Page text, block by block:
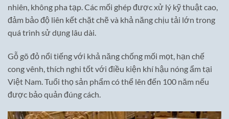
nhiên, không pha tạp. Các mối ghép được xử lý kỹ thuật cao,
đảm bảo độ liên kết chặt chẽ và khả năng chịu tải lớn trong
quá trình sử dụng lâu dài.
Gỗ gõ đỏ nổi tiếng với khả năng chống mối mọt, hạn chế
cong vênh, thích nghi tốt với điều kiện khí hậu nóng ẩm tại
Việt Nam. Tuổi thọ sản phẩm có thể lên đến 100 năm nếu
được bảo quản đúng cách.